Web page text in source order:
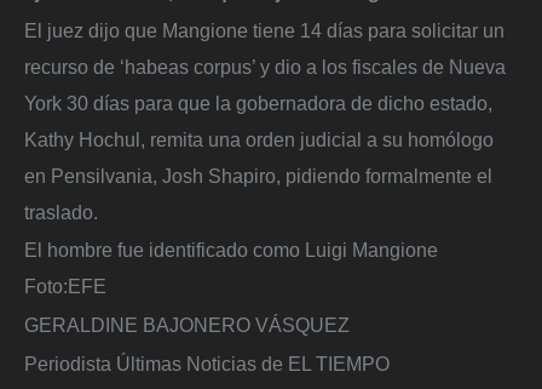
El juez dijo que Mangione tiene 14 días para solicitar un
recurso de ‘habeas corpus’ y dio a los fiscales de Nueva
York 30 días para que la gobernadora de dicho estado,
Kathy Hochul, remita una orden judicial a su homólogo
en Pensilvania, Josh Shapiro, pidiendo formalmente el
traslado.
El hombre fue identificado como Luigi Mangione
Foto:EFE
GERALDINE BAJONERO VÁSQUEZ
Periodista Últimas Noticias de EL TIEMPO